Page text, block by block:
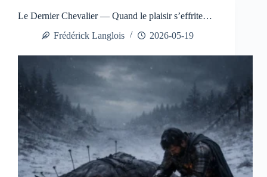
Le Dernier Chevalier — Quand le plaisir s’effrite…
Frédérick Langlois
2026-05-19